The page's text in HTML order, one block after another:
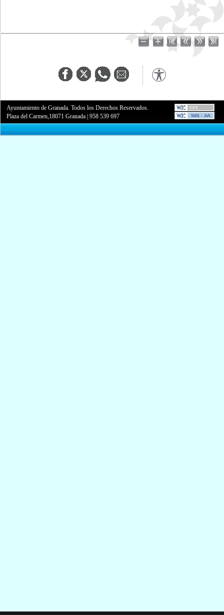
Ayuntamiento de Granada. Todos los Derechos Reservados.
Plaza del Carmen,18071 Granada |958 539 697